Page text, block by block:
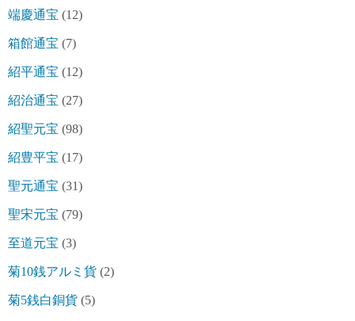
端慶通宝 (12)
箱館通宝 (7)
紹平通宝 (12)
紹治通宝 (27)
紹聖元宝 (98)
紹豊平宝 (17)
聖元通宝 (31)
聖宋元宝 (79)
至道元宝 (3)
菊10銭アルミ貨 (2)
菊5銭白銅貨 (5)